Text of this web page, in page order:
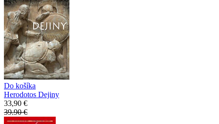
Do košíka
Herodotos Dejiny
33,90 €
39.90 €